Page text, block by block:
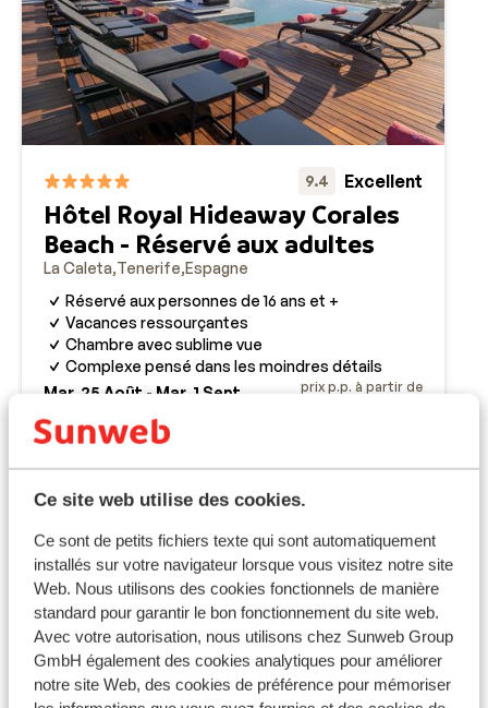
Ce site web utilise des cookies.
Ce sont de petits fichiers texte qui sont automatiquement
installés sur votre navigateur lorsque vous visitez notre site
Web. Nous utilisons des cookies fonctionnels de manière
standard pour garantir le bon fonctionnement du site web.
Avec votre autorisation, nous utilisons chez Sunweb Group
GmbH également des cookies analytiques pour améliorer
notre site Web, des cookies de préférence pour mémoriser
9.4 Excellent
Hôtel Royal Hideaway Corales
Beach - Réservé aux adultes
La Caleta Tenerife Espagne
Réservé aux personnes de 16 ans et +
Vacances ressourçantes
Chambre avec sublime vue
Complexe pensé dans les moindres détails
Mar. 25 Août - Mar. 1 Sept.
Petit-déjeuner
2
prix p.p. à partir de
Informations pratiques
Capitale
La capitale de l’Espagne est Madrid.
Horaires
Il n'y a pas de décalage horaire entre L'Espagne et la
France, sauf sur les îles Canaries (-1h).